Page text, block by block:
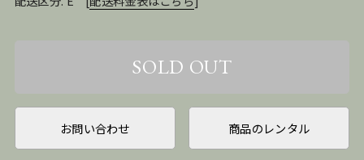
お問い合わせ 商品のレンタル